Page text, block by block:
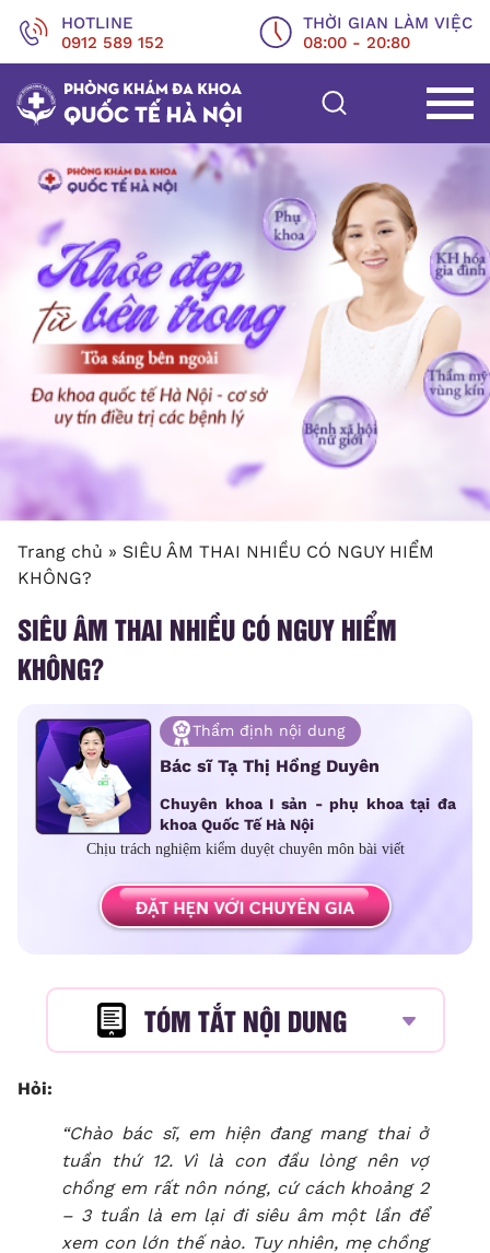
HOTLINE
0912 589 152
THỜI GIAN LÀM VIỆC
08:00 - 20:80
Trang chủ » SIÊU ÂM THAI NHIỀU CÓ NGUY HIỂM
KHÔNG?
SIÊU ÂM THAI NHIỀU CÓ NGUY HIỂM
KHÔNG?
Thẩm định nội dung
Bác sĩ Tạ Thị Hồng Duyên
Chuyên khoa I sản - phụ khoa tại đa
khoa Quốc Tế Hà Nội
Chịu trách nghiệm kiểm duyệt chuyên môn bài viết
TÓM TẮT NỘI DUNG
Hỏi:
“Chào bác sĩ, em hiện đang mang thai ở
tuần thứ 12. Vì là con đầu lòng nên vợ
chồng em rất nôn nóng, cứ cách khoảng 2
– 3 tuần là em lại đi siêu âm một lần để
xem con lớn thế nào. Tuy nhiên, mẹ chồng